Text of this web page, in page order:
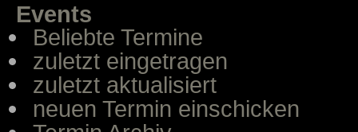
Events
Beliebte Termine
zuletzt eingetragen
zuletzt aktualisiert
neuen Termin einschicken